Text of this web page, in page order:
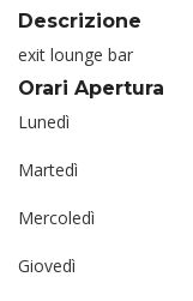
Descrizione
exit lounge bar
Orari Apertura
Lunedì
Martedì
Mercoledì
Giovedì